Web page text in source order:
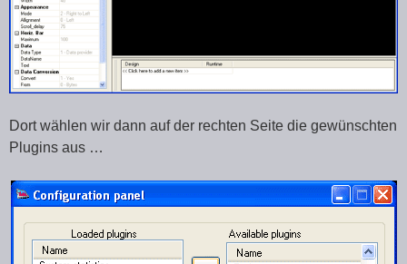
Dort wählen wir dann auf der rechten Seite die gewünschten
Plugins aus …